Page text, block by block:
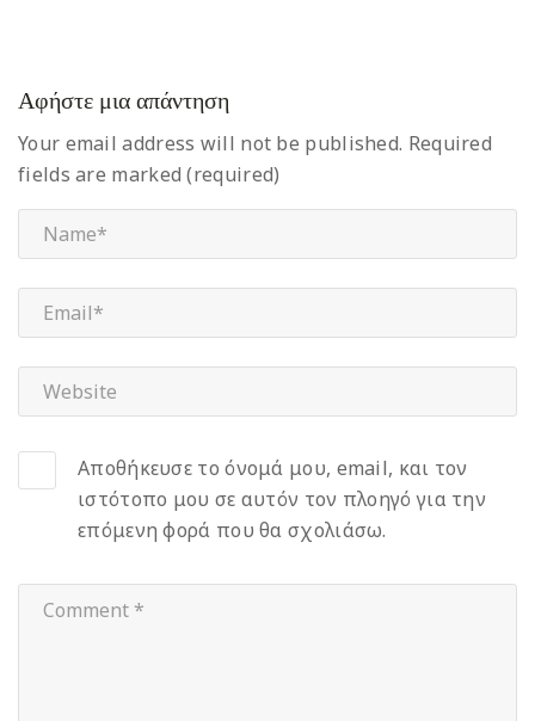
Αφήστε μια απάντηση
Your email address will not be published. Required
fields are marked (required)
Αποθήκευσε το όνομά μου, email, και τον
ιστότοπο μου σε αυτόν τον πλοηγό για την
επόμενη φορά που θα σχολιάσω.